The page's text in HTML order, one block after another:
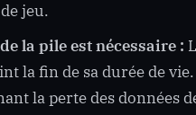
jeu.
la pile est nécessaire :
la fin de sa durée de
la perte des données